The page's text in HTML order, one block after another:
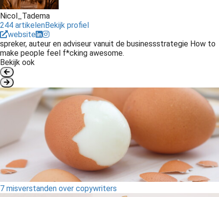
Nicol_Tadema
244 artikelenBekijk profiel
website
spreker, auteur en adviseur vanuit de businessstrategie How to
make people feel f*cking awesome.
Bekijk ook
7 misverstanden over copywriters